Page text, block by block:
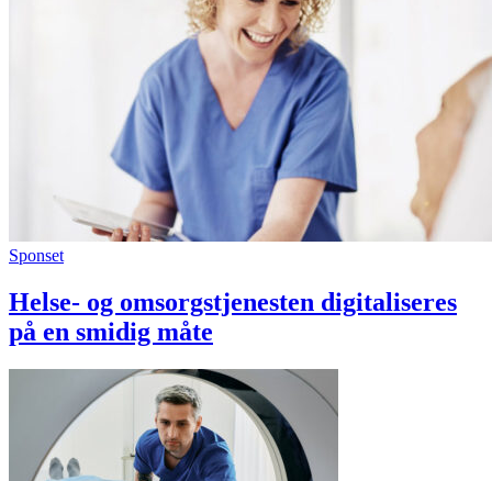
Sponset
Helse- og omsorgstjenesten digitaliseres
på en smidig måte